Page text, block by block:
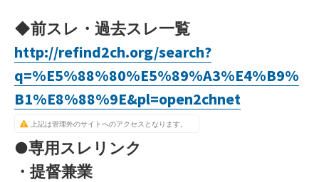
◆前スレ・過去スレ一覧
http://refind2ch.org/search?
q=%E5%88%80%E5%89%A3%E4%B9%
B1%E8%88%9E&pl=open2chnet
上記は管理外のサイトへのアクセスとなります。
●専用スレリンク
・提督兼業